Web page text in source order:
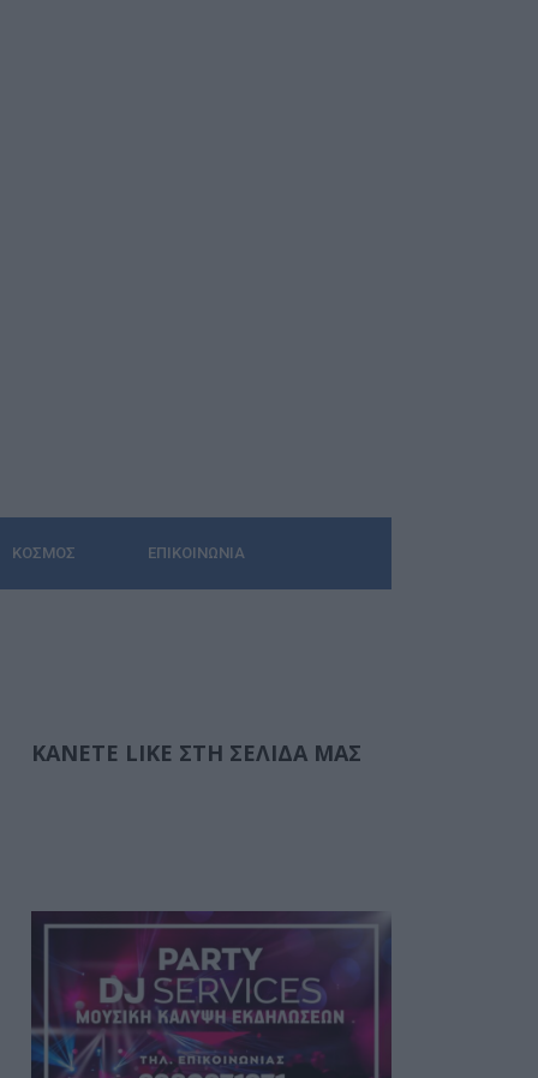
ΚΌΣΜΟΣ ΕΠΙΚΟΙΝΩΝΊΑ
ΚΆΝΕΤΕ LIKE ΣΤΗ ΣΕΛΊΔΑ ΜΑΣ